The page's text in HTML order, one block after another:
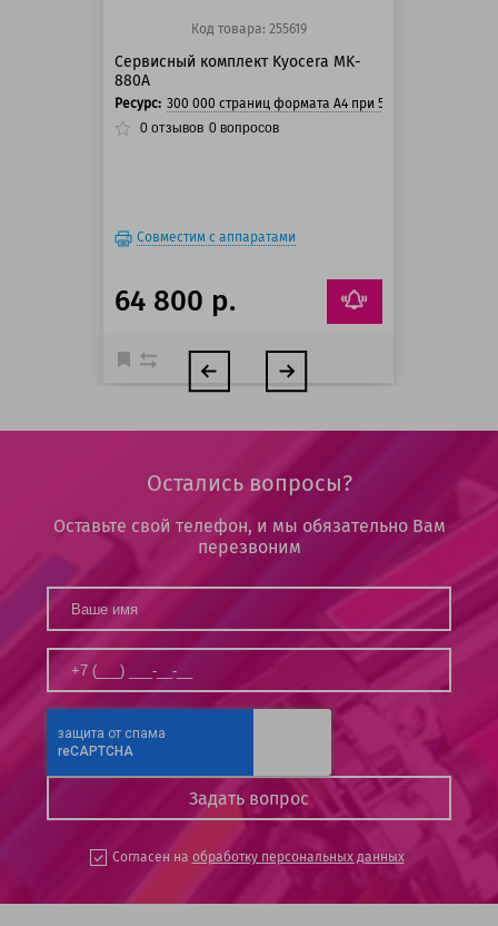
Код товара: 255619
Сервисный комплект Kyocera MK-
880A
Ресурс: 300 000 страниц формата А4 при 5% заполнении
0 отзывов 0 вопросов
Совместим с аппаратами
64 800 р.
Остались вопросы?
Оставьте свой телефон, и мы обязательно Вам
перезвоним
Согласен на обработку персональных данных